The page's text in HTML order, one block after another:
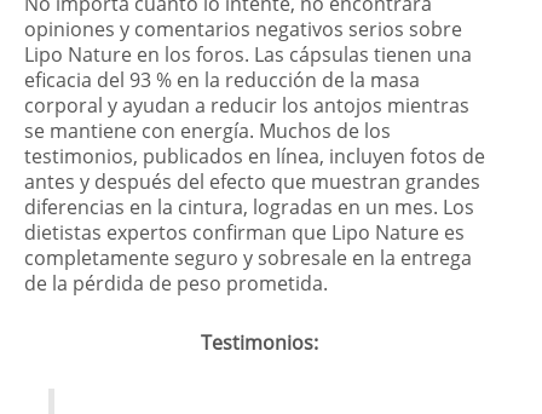
opiniones y comentarios negativos serios sobre
Lipo Nature en los foros. Las cápsulas tienen una
eficacia del 93 % en la reducción de la masa
corporal y ayudan a reducir los antojos mientras
se mantiene con energía. Muchos de los
testimonios, publicados en línea, incluyen fotos de
antes y después del efecto que muestran grandes
diferencias en la cintura, logradas en un mes. Los
dietistas expertos confirman que Lipo Nature es
completamente seguro y sobresale en la entrega
de la pérdida de peso prometida.
Testimonios: